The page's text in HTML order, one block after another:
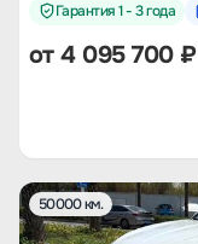
Гарантия 1 - 3 года
от4 095 700₽
50000 км.